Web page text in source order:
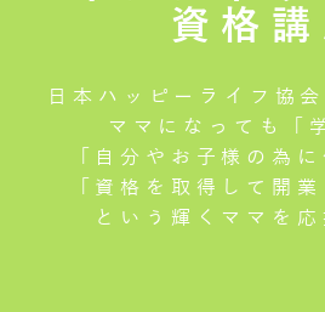
資格講
日本ハッピーライフ協
ママになっても「
「自分やお子様の為
「資格を取得して開
という輝くママを応